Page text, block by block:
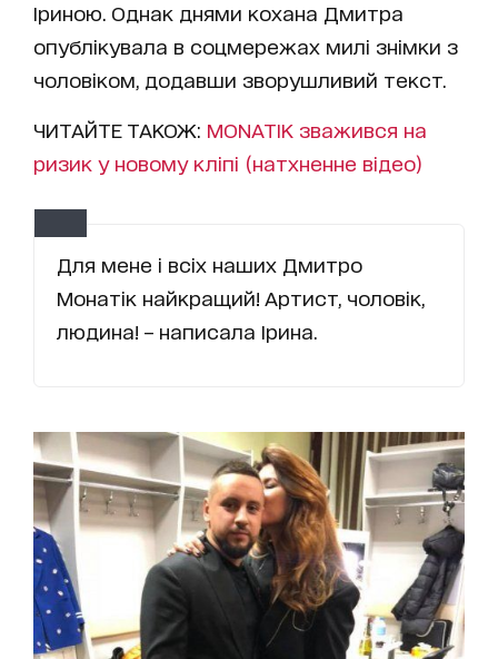
Іриною. Однак днями кохана Дмитра
опублікувала в соцмережах милі знімки з
чоловіком, додавши зворушливий текст.
ЧИТАЙТЕ ТАКОЖ: MONATIK зважився на
ризик у новому кліпі (натхненне відео)
Для мене і всіх наших Дмитро
Монатік найкращий! Артист, чоловік,
людина! – написала Ірина.